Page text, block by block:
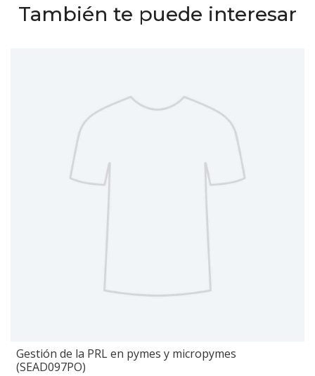
También te puede interesar
Gestión de la PRL en pymes y micropymes
(SEAD097PO)